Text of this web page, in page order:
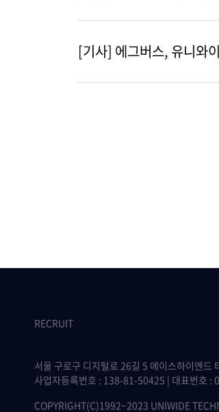
[기사] 에그버스, 유니와
RECRUIT
서울 구로구 디지털로 26길 5 에이스하이엔드
사업자등록번호 : 138-81-50425 | 대표번호
COPYRIGHT(C)1992~2023 UNIWIDE